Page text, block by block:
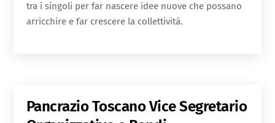
tra i singoli per far nascere idee nuove che possano
arricchire e far crescere la collettività.
Pancrazio ToscanoVice Segretario